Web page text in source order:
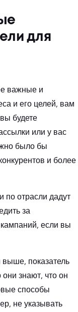
для
важные и
и его целей, вам
будете
или у вас
было бы
и более
по отрасли дадут
за
если вы
показатель
они знают, что он
способы
не указывать